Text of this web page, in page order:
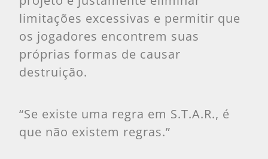
limitações excessivas e permitir que
os jogadores encontrem suas
próprias formas de causar
destruição.
“Se existe uma regra em S.T.A.R., é
que não existem regras.”